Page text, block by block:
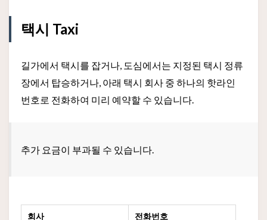
택시 Taxi
길가에서 택시를 잡거나, 도심에서는 지정된 택시 정류
장에서 탑승하거나, 아래 택시 회사 중 하나의 핫라인
번호로 전화하여 미리 예약할 수 있습니다.
추가 요금이 부과될 수 있습니다.
회사 전화번호